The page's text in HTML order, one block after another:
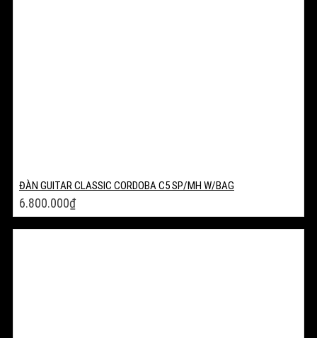
ĐÀN GUITAR CLASSIC CORDOBA C5 SP/MH W/BAG
6.800.000₫